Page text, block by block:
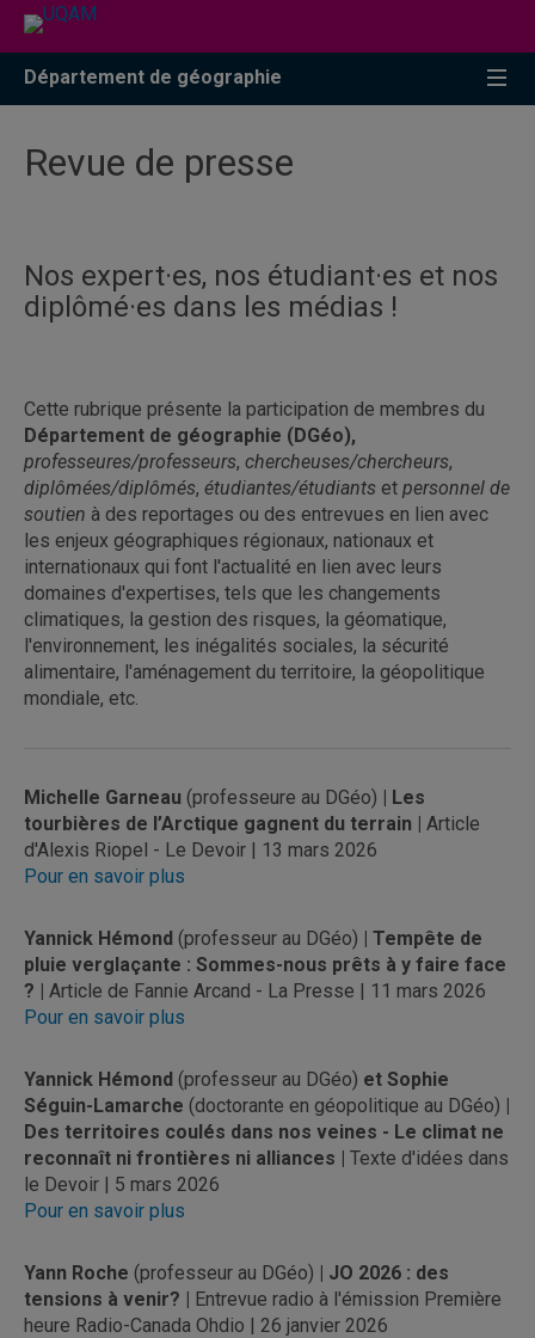
Accéder
recherche
Accéder
menu
pricipal
Accéder
zone
Département de géographie
Revue de presse
Nos expert·es, nos étudiant·es et nos
diplômé·es dans les médias !
Cette rubrique présente la participation de membres du
Département de géographie (DGéo),
professeures/professeurs, chercheuses/chercheurs,
diplômées/diplômés, étudiantes/étudiants et personnel de
soutien à des reportages ou des entrevues en lien avec
les enjeux géographiques régionaux, nationaux et
internationaux qui font l'actualité en lien avec leurs
domaines d'expertises, tels que les changements
climatiques, la gestion des risques, la géomatique,
l'environnement, les inégalités sociales, la sécurité
alimentaire, l'aménagement du territoire, la géopolitique
mondiale, etc.
Michelle Garneau (professeure au DGéo) | Les
tourbières de l’Arctique gagnent du terrain | Article
d'Alexis Riopel - Le Devoir | 13 mars 2026
Pour en savoir plus
Yannick Hémond (professeur au DGéo) | Tempête de
pluie verglaçante : Sommes-nous prêts à y faire face
? | Article de Fannie Arcand - La Presse | 11 mars 2026
Pour en savoir plus
Yannick Hémond (professeur au DGéo) et Sophie
Séguin-Lamarche (doctorante en géopolitique au DGéo) |
Des territoires coulés dans nos veines - Le climat ne
reconnaît ni frontières ni alliances | Texte d'idées dans
le Devoir | 5 mars 2026
Pour en savoir plus
Yann Roche (professeur au DGéo) | JO 2026 : des
tensions à venir? | Entrevue radio à l'émission Première
heure Radio-Canada Ohdio | 26 janvier 2026